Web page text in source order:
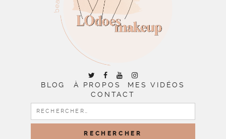
BLOG À PROPOS
MES VIDÉOS
CONTACT
RECHERCHER :